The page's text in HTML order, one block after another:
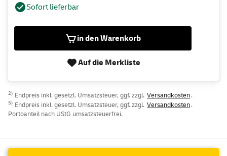
Sofort lieferbar
in den Warenkorb
Auf die Merkliste
2) Endpreis inkl. gesetzl. Umsatzsteuer, ggf. zzgl. Versandkosten.
5) Endpreis inkl. gesetzl. Umsatzsteuer, ggf. zzgl. Versandkosten.
Portoanteil nach UStG umsatzsteuerfrei.